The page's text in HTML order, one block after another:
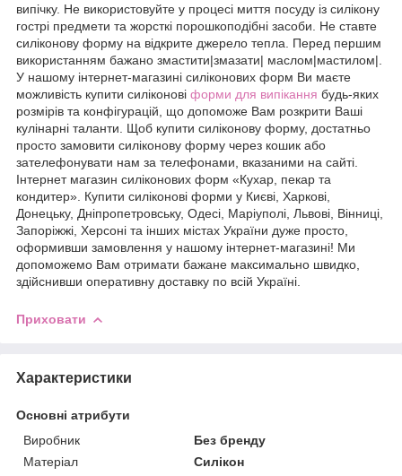
випічку. Не використовуйте у процесі миття посуду із силікону
гострі предмети та жорсткі порошкоподібні засоби. Не ставте
силіконову форму на відкрите джерело тепла. Перед першим
використанням бажано змастити|змазати| маслом|мастилом|.
У нашому інтернет-магазині силіконових форм Ви маєте
можливість купити силіконові форми для випікання будь-яких
розмірів та конфігурацій, що допоможе Вам розкрити Ваші
кулінарні таланти. Щоб купити силіконову форму, достатньо
просто замовити силіконову форму через кошик або
зателефонувати нам за телефонами, вказаними на сайті.
Інтернет магазин силіконових форм «Кухар, пекар та
кондитер». Купити силіконові форми у Києві, Харкові,
Донецьку, Дніпропетровську, Одесі, Маріуполі, Львові, Вінниці,
Запоріжжі, Херсоні та інших містах України дуже просто,
оформивши замовлення у нашому інтернет-магазині! Ми
допоможемо Вам отримати бажане максимально швидко,
здійснивши оперативну доставку по всій Україні.
Приховати
Характеристики
Основні атрибути
Виробник
Без бренду
Матеріал
Силікон